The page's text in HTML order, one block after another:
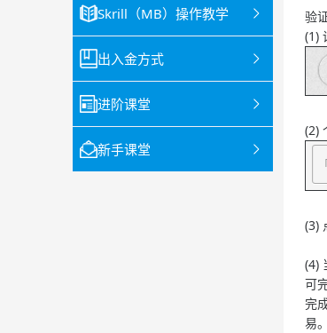
Skrill（MB）操作教学
出入金方式
进阶课堂
新手课堂
验
(1)
(2)
(3)
(4)
可
完
易。